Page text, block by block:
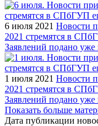
6 июля 2021 Новости
2021 стремятся в
Заявлений подано уже
1 июля 2021 Новости
2021 стремятся в
Заявлений подано
Показать больше
Дата публикации